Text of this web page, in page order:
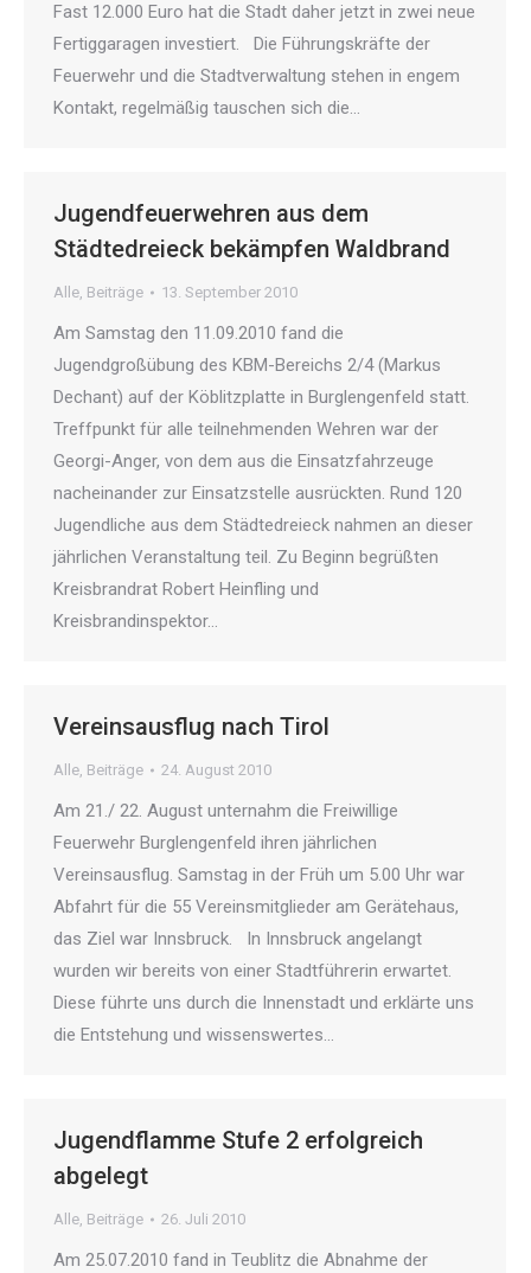
Fast 12.000 Euro hat die Stadt daher jetzt in zwei neue
Fertiggaragen investiert. Die Führungskräfte der
Feuerwehr und die Stadtverwaltung stehen in engem
Kontakt, regelmäßig tauschen sich die…
Jugendfeuerwehren aus dem
Städtedreieck bekämpfen Waldbrand
Alle, Beiträge 13. September 2010
Am Samstag den 11.09.2010 fand die
Jugendgroßübung des KBM-Bereichs 2/4 (Markus
Dechant) auf der Köblitzplatte in Burglengenfeld statt.
Treffpunkt für alle teilnehmenden Wehren war der
Georgi-Anger, von dem aus die Einsatzfahrzeuge
nacheinander zur Einsatzstelle ausrückten. Rund 120
Jugendliche aus dem Städtedreieck nahmen an dieser
jährlichen Veranstaltung teil. Zu Beginn begrüßten
Kreisbrandrat Robert Heinfling und
Kreisbrandinspektor…
Vereinsausflug nach Tirol
Alle, Beiträge 24. August 2010
Am 21./ 22. August unternahm die Freiwillige
Feuerwehr Burglengenfeld ihren jährlichen
Vereinsausflug. Samstag in der Früh um 5.00 Uhr war
Abfahrt für die 55 Vereinsmitglieder am Gerätehaus,
das Ziel war Innsbruck. In Innsbruck angelangt
wurden wir bereits von einer Stadtführerin erwartet.
Diese führte uns durch die Innenstadt und erklärte uns
die Entstehung und wissenswertes…
Jugendflamme Stufe 2 erfolgreich
abgelegt
Alle, Beiträge 26. Juli 2010
Am 25.07.2010 fand in Teublitz die Abnahme der